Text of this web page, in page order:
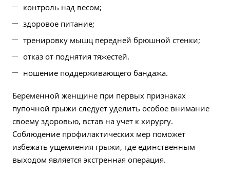
контроль над весом;
здоровое питание;
тренировку мышц передней брюшной стенки;
отказ от поднятия тяжестей.
ношение поддерживающего бандажа.
Беременной женщине при первых признаках
пупочной грыжи следует уделить особое внимание
своему здоровью, встав на учет к хирургу.
Соблюдение профилактических мер поможет
избежать ущемления грыжи, где единственным
выходом является экстренная операция.